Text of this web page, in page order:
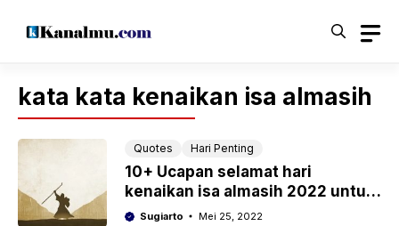
kata kata kenaikan isa almasih
Quotes Hari Penting
10+ Ucapan selamat hari
kenaikan isa almasih 2022 untuk
keluarga dan teman
Sugiarto Mei 25, 2022